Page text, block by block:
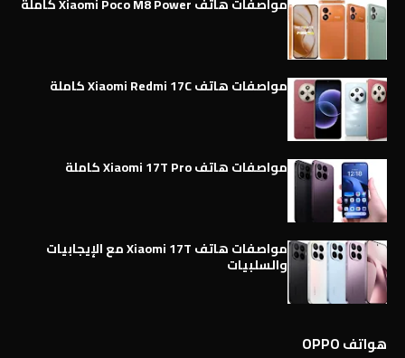
مواصفات هاتف Xiaomi Redmi 17C كاملة
مواصفات هاتف Xiaomi 17T Pro كاملة
مواصفات هاتف Xiaomi 17T مع الإيجابيات
والسلبيات
هواتف OPPO